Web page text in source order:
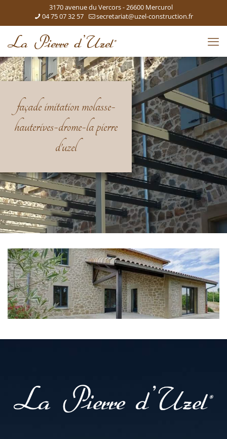
3170 avenue du Vercors - 26600 Mercurol
04 75 07 32 57
secretariat@uzel-construction.fr
façade imitation molasse-
hauterives-drome-la pierre
d’uzel